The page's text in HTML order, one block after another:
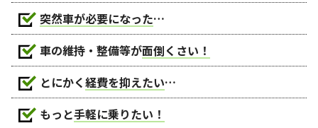
突然車が必要になった…
車の維持・整備等が面倒くさい！
とにかく経費を抑えたい…
もっと手軽に乗りたい！